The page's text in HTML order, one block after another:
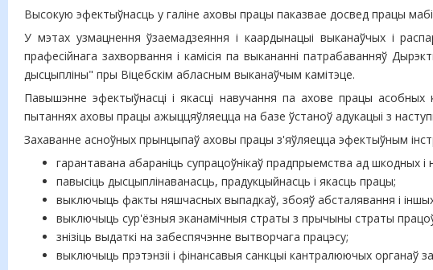
Высокую эфектыўнасць у галіне аховы працы паказвае досвед працы
У мэтах узмацнення ўзаемадзеяння і каардынацыі выканаўчых і
прафесійнага захворвання і камісія па выкананні патрабаванняў
дысцыпліны" пры Віцебскім абласным выканаўчым камітэце.
Павышэнне эфектыўнасці і якасці навучання па ахове працы
пытаннях аховы працы ажыццяўляецца на базе ўстаноў адукацыі з
Захаванне асноўных прынцыпаў аховы працы з'яўляецца эфектыўным
гарантавана абараніць супрацоўнікаў прадпрыемства ад шкодных
павысіць дысцыплінаванасць, прадукцыйнасць і якасць працы;
выключыць факты няшчасных выпадкаў, збояў абсталявання і
выключыць сур'ёзныя эканамічныя страты з прычыны страты
знізіць выдаткі на забеспячэнне вытворчага працэсу;
выключыць прэтэнзіі і фінансавыя санкцыі кантралюючых органаў